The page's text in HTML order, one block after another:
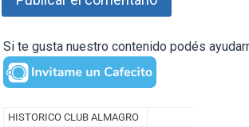
Si te gusta nuestro contenido podés